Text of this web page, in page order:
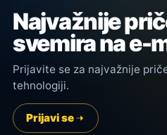
Najvažnije
svemira na e-
Prijavite se za najvažnije
tehnologiji.
Prijavi se